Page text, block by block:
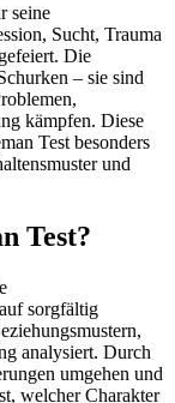
seine
Sucht, Trauma
Die
– sie sind
kämpfen. Diese
Test besonders
und
Test?
sorgfältig
analysiert. Durch
umgehen und
welcher Charakter